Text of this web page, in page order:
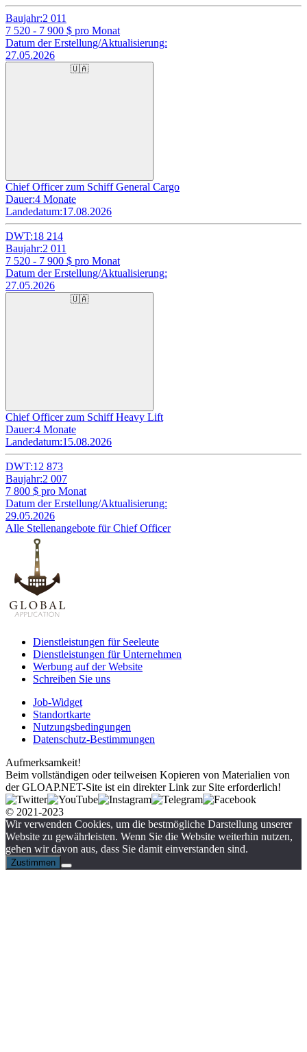
Baujahr:2 011
7 520 - 7 900 $ pro Monat
Datum der Erstellung/Aktualisierung:
27.05.2026
🇺🇦
Chief Officer zum Schiff General Cargo
Dauer:4 Monate
Landedatum:17.08.2026
DWT:18 214
Baujahr:2 011
7 520 - 7 900 $ pro Monat
Datum der Erstellung/Aktualisierung:
27.05.2026
🇺🇦
Chief Officer zum Schiff Heavy Lift
Dauer:4 Monate
Landedatum:15.08.2026
DWT:12 873
Baujahr:2 007
7 800 $ pro Monat
Datum der Erstellung/Aktualisierung:
29.05.2026
Alle Stellenangebote für Chief Officer
Dienstleistungen für Seeleute
Dienstleistungen für Unternehmen
Werbung auf der Website
Schreiben Sie uns
Job-Widget
Standortkarte
Nutzungsbedingungen
Datenschutz-Bestimmungen
Aufmerksamkeit!
Beim vollständigen oder teilweisen Kopieren von Materialien von
der GLOAP.NET-Site ist ein direkter Link zur Site erforderlich!
© 2021-2023
Wir verwenden Cookies, um die bestmögliche Darstellung unserer
Website zu gewährleisten. Wenn Sie die Website weiterhin nutzen,
gehen wir davon aus, dass Sie damit einverstanden sind.
Zustimmen